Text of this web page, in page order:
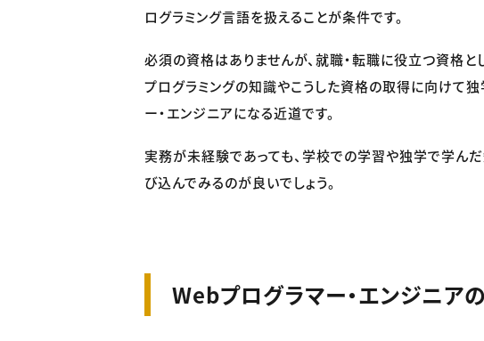
ログラミング言語を扱えることが条件です。
必須の資格はありませんが、就職・転職に役立つ資格と
プログラミングの知識やこうした資格の取得に向けて
ー・エンジニアになる近道です。
実務が未経験であっても、学校での学習や独学で学ん
び込んでみるのが良いでしょう。
Webプログラマー・エンジニア